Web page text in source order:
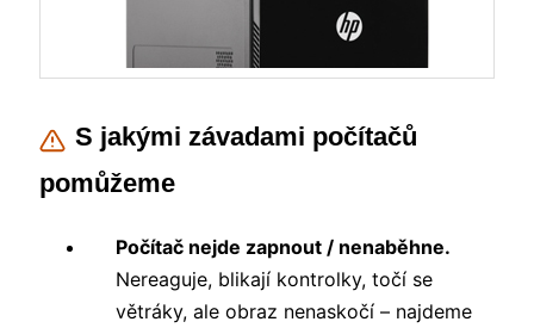
S jakými závadami počítačů
pomůžeme
Počítač nejde zapnout / nenaběhne.
Nereaguje, blikají kontrolky, točí se
větráky, ale obraz nenaskočí – najdeme